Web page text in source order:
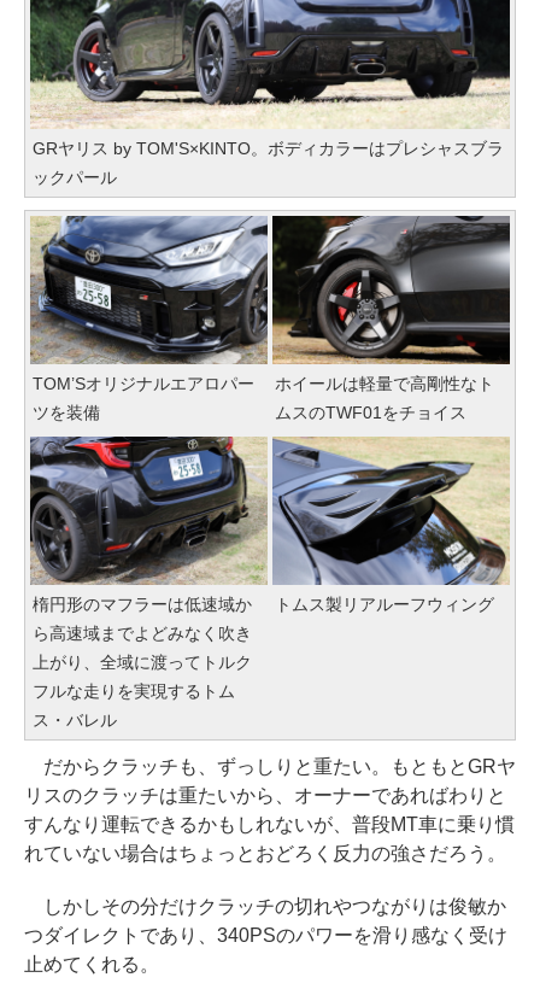
GRヤリス by TOM'S×KINTO。ボディカラーはプレシャスブラ
ックパール
TOM’Sオリジナルエアロパー
ツを装備
ホイールは軽量で高剛性なト
ムスのTWF01をチョイス
楕円形のマフラーは低速域か
ら高速域までよどみなく吹き
上がり、全域に渡ってトルク
フルな走りを実現するトム
ス・バレル
トムス製リアルーフウィング
だからクラッチも、ずっしりと重たい。もともとGRヤ
リスのクラッチは重たいから、オーナーであればわりと
すんなり運転できるかもしれないが、普段MT車に乗り慣
れていない場合はちょっとおどろく反力の強さだろう。
しかしその分だけクラッチの切れやつながりは俊敏か
つダイレクトであり、340PSのパワーを滑り感なく受け
止めてくれる。